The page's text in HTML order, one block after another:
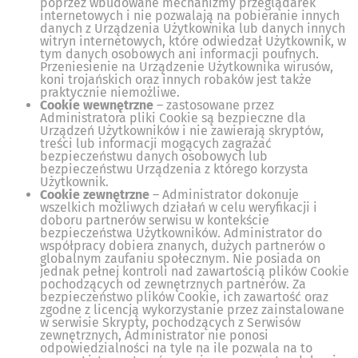
internetowych i nie pozwalają na pobieranie innych
danych z Urządzenia Użytkownika lub danych innych
witryn internetowych, które odwiedzał Użytkownik, w
tym danych osobowych ani informacji poufnych.
Przeniesienie na Urządzenie Użytkownika wirusów,
koni trojańskich oraz innych robaków jest także
praktycznie niemożliwe.
Cookie wewnętrzne – zastosowane przez
Administratora pliki Cookie są bezpieczne dla
Urządzeń Użytkowników i nie zawierają skryptów,
treści lub informacji mogących zagrażać
bezpieczeństwu danych osobowych lub
bezpieczeństwu Urządzenia z którego korzysta
Użytkownik.
Cookie zewnętrzne – Administrator dokonuje
wszelkich możliwych działań w celu weryfikacji i
doboru partnerów serwisu w kontekście
bezpieczeństwa Użytkowników. Administrator do
współpracy dobiera znanych, dużych partnerów o
globalnym zaufaniu społecznym. Nie posiada on
jednak pełnej kontroli nad zawartością plików Cookie
pochodzących od zewnętrznych partnerów. Za
bezpieczeństwo plików Cookie, ich zawartość oraz
zgodne z licencją wykorzystanie przez zainstalowane
w serwisie Skrypty, pochodzących z Serwisów
zewnętrznych, Administrator nie ponosi
odpowiedzialności na tyle na ile pozwala na to